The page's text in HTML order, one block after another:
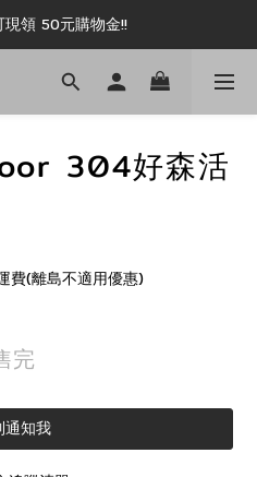
領 50元購物金!!
領 50元購物金!!
無上限領購物金!!
304好森活
費(離島不適用優惠)
完
通知我